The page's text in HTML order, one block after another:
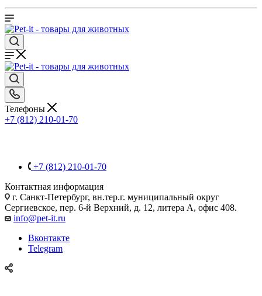
Телефоны
+7 (812) 210-01-70
+7 (812) 210-01-70
Контактная информация
г. Санкт-Петербург, вн.тер.г. муниципальный округ
Сергиевское, пер. 6-й Верхний, д. 12, литера А, офис 408.
info@pet-it.ru
Вконтакте
Telegram